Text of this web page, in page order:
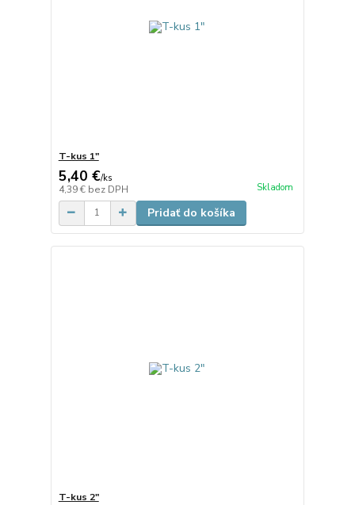
T-kus 1"
5,40 €/ks
4,39 € bez DPH Skladom
Pridať do košíka
T-kus 2"